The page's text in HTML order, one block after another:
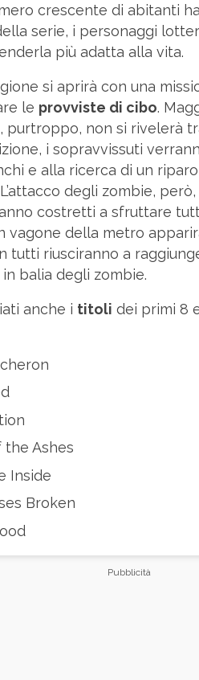
crescente di abitanti
serie, i personaggi
più adatta alla vita.
si aprirà con una
le provviste di cibo.
purtroppo, non si rivelerà
i sopravvissuti
e alla ricerca di un
degli zombie,
costretti a sfruttare
vagone della metro
tutti riusciranno a
balia degli zombie.
anche i titoli dei primi 8
the Ashes
Inside
Broken